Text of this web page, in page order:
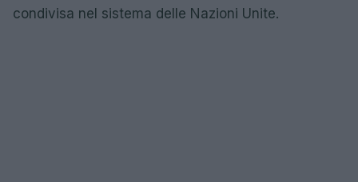
condivisa nel sistema delle Nazioni Unite.